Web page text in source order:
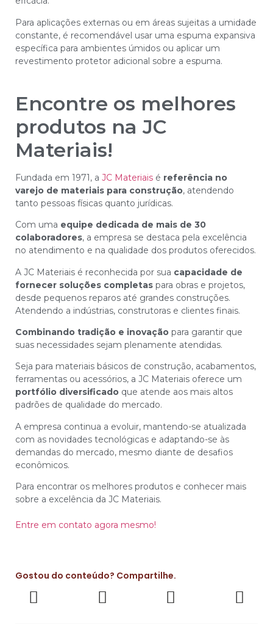
Para aplicações externas ou em áreas sujeitas a umidade
constante, é recomendável usar uma espuma expansiva
específica para ambientes úmidos ou aplicar um
revestimento protetor adicional sobre a espuma.
Encontre os melhores
produtos na JC
Materiais!
Fundada em 1971, a JC Materiais é referência no
varejo de materiais para construção, atendendo
tanto pessoas físicas quanto jurídicas.
Com uma equipe dedicada de mais de 30
colaboradores, a empresa se destaca pela excelência
no atendimento e na qualidade dos produtos oferecidos.
A JC Materiais é reconhecida por sua capacidade de
fornecer soluções completas para obras e projetos,
desde pequenos reparos até grandes construções.
Atendendo a indústrias, construtoras e clientes finais.
Combinando tradição e inovação para garantir que
suas necessidades sejam plenamente atendidas.
Seja para materiais básicos de construção, acabamentos,
ferramentas ou acessórios, a JC Materiais oferece um
portfólio diversificado que atende aos mais altos
padrões de qualidade do mercado.
A empresa continua a evoluir, mantendo-se atualizada
com as novidades tecnológicas e adaptando-se às
demandas do mercado, mesmo diante de desafios
econômicos.
Para encontrar os melhores produtos e conhecer mais
sobre a excelência da JC Materiais.
Entre em contato agora mesmo!
Gostou do conteúdo? Compartilhe.